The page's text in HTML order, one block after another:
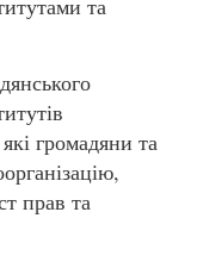
та
громадяни та
прав та